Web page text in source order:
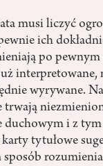
musi liczyć
ich
po pewnym
wyrywane.
trwają
i z tym
karty tytułowe
sposób